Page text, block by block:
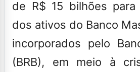
de R$ 15 bilhões
dos ativos do Banco
incorporados pelo
(BRB), em meio à